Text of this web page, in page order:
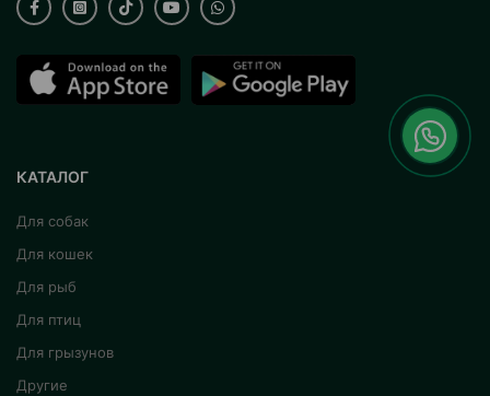
КАТАЛОГ
Для собак
Для кошек
Для рыб
Для птиц
Для грызунов
Другие